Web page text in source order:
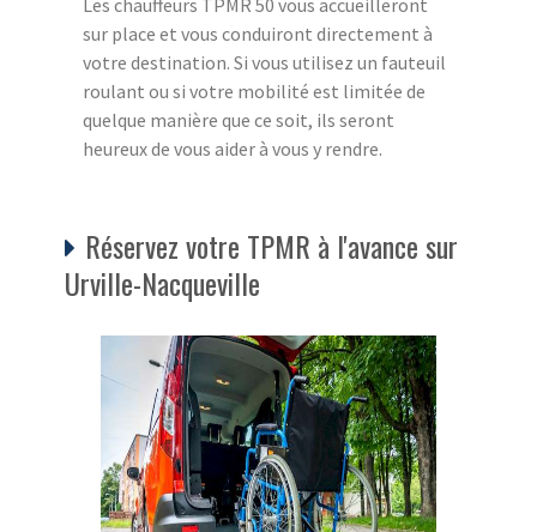
Les chauffeurs TPMR 50 vous accueilleront
sur place et vous conduiront directement à
votre destination. Si vous utilisez un fauteuil
roulant ou si votre mobilité est limitée de
quelque manière que ce soit, ils seront
heureux de vous aider à vous y rendre.
Réservez votre TPMR à l'avance sur
Urville-Nacqueville